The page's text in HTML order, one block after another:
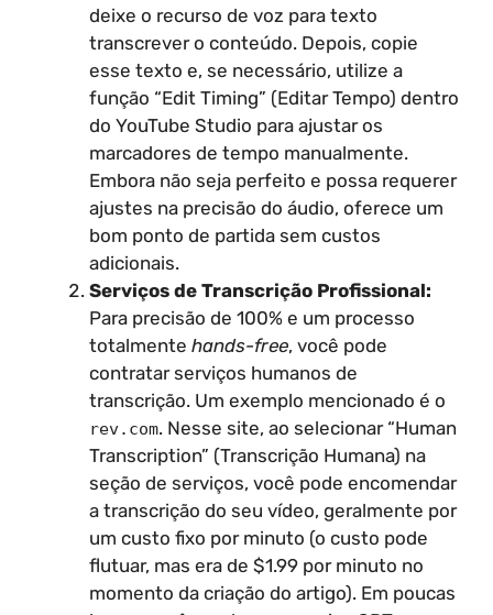
deixe o recurso de voz para texto
transcrever o conteúdo. Depois, copie
esse texto e, se necessário, utilize a
função “Edit Timing” (Editar Tempo) dentro
do YouTube Studio para ajustar os
marcadores de tempo manualmente.
Embora não seja perfeito e possa requerer
ajustes na precisão do áudio, oferece um
bom ponto de partida sem custos
adicionais.
Serviços de Transcrição Profissional:
Para precisão de 100% e um processo
totalmente hands-free, você pode
contratar serviços humanos de
transcrição. Um exemplo mencionado é o
rev.com. Nesse site, ao selecionar “Human
Transcription” (Transcrição Humana) na
seção de serviços, você pode encomendar
a transcrição do seu vídeo, geralmente por
um custo fixo por minuto (o custo pode
flutuar, mas era de $1.99 por minuto no
momento da criação do artigo). Em poucas